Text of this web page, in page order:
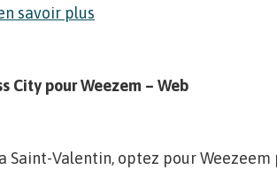
savoir plus
City pour Weezem – Web
Saint-Valentin, optez pour